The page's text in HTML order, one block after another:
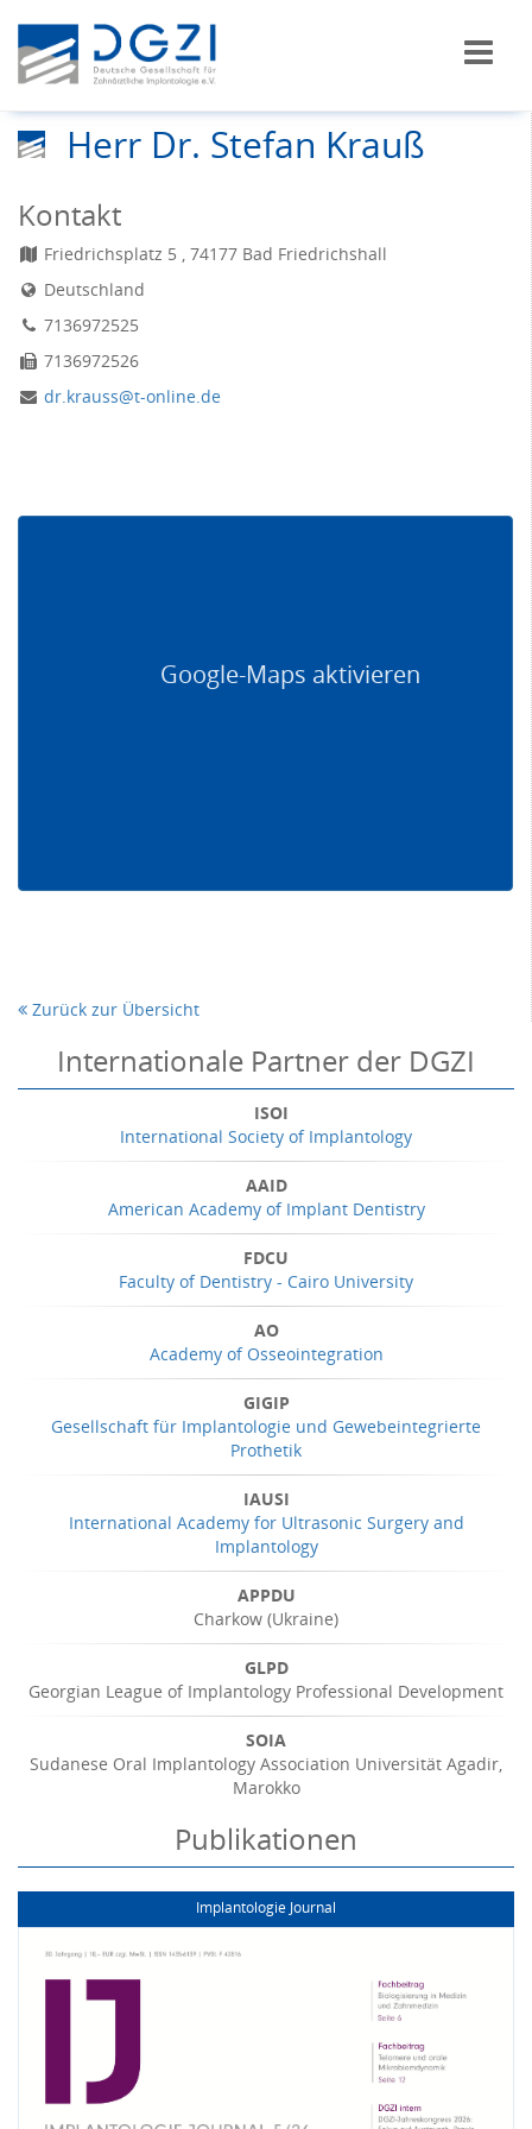
Herr Dr. Stefan Krauß
Kontakt
Friedrichsplatz 5 , 74177 Bad Friedrichshall
Deutschland
7136972525
7136972526
dr.krauss@t-online.de
Google-Maps aktivieren
Zurück zur Übersicht
Internationale Partner der DGZI
ISOI
International Society of Implantology
AAID
American Academy of Implant Dentistry
FDCU
Faculty of Dentistry - Cairo University
AO
Academy of Osseointegration
GIGIP
Gesellschaft für Implantologie und Gewebeintegrierte
Prothetik
IAUSI
International Academy for Ultrasonic Surgery and
Implantology
APPDU
Charkow (Ukraine)
GLPD
Georgian League of Implantology Professional Development
SOIA
Sudanese Oral Implantology Association Universität Agadir,
Marokko
Publikationen
Implantologie Journal